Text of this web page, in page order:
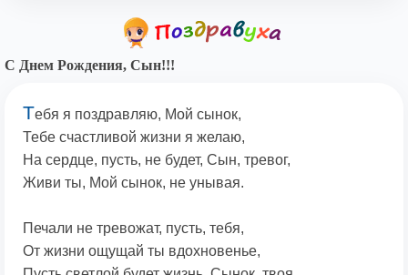
С Днем Рождения, Сын!!!
Тебя я поздравляю, Мой сынок,
Тебе счастливой жизни я желаю,
На сердце, пусть, не будет, Сын, тревог,
Живи ты, Мой сынок, не унывая.
Печали не тревожат, пусть, тебя,
От жизни ощущай ты вдохновенье,